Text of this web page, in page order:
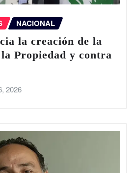
NACIONAL
la creación de la
Propiedad y contra
2026